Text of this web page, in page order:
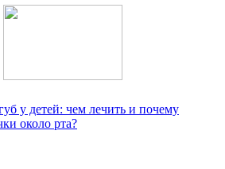
у детей: чем лечить и почему
около рта?